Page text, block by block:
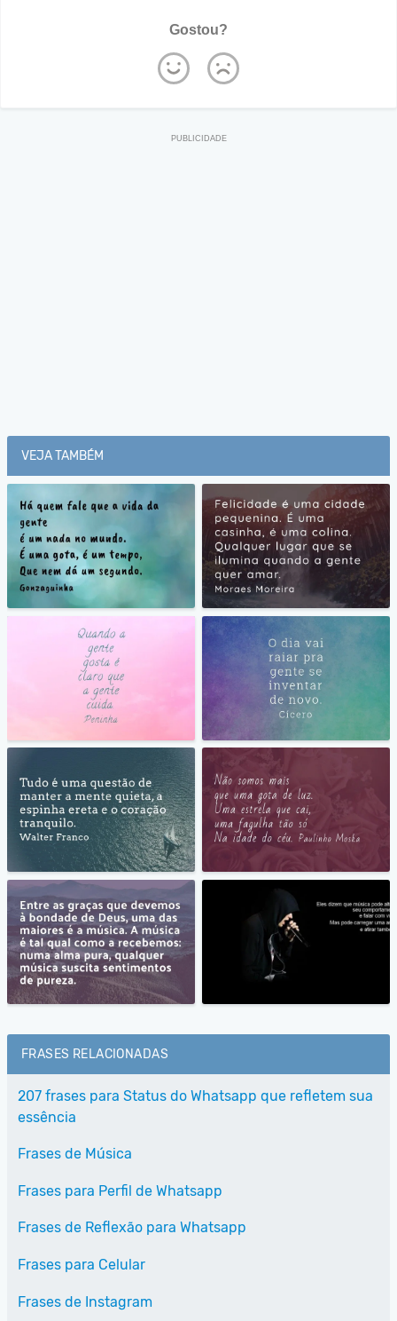
Gostou?
VEJA TAMBÉM
FRASES RELACIONADAS
207 frases para Status do Whatsapp que refletem sua
essência
Frases de Música
Frases para Perfil de Whatsapp
Frases de Reflexão para Whatsapp
Frases para Celular
Frases de Instagram